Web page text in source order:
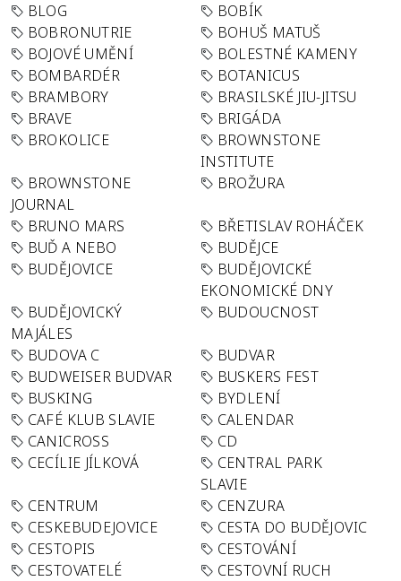
BLOG
BOBÍK
BOBRONUTRIE
BOHUŠ MATUŠ
BOJOVÉ UMĚNÍ
BOLESTNÉ KAMENY
BOMBARDÉR
BOTANICUS
BRAMBORY
BRASILSKÉ JIU-JITSU
BRAVE
BRIGÁDA
BROKOLICE
BROWNSTONE
INSTITUTE
BROWNSTONE
JOURNAL
BROŽURA
BRUNO MARS
BŘETISLAV ROHÁČEK
BUĎ A NEBO
BUDĚJCE
BUDĚJOVICE
BUDĚJOVICKÉ
EKONOMICKÉ DNY
BUDĚJOVICKÝ
MAJÁLES
BUDOUCNOST
BUDOVA C
BUDVAR
BUDWEISER BUDVAR
BUSKERS FEST
BUSKING
BYDLENÍ
CAFÉ KLUB SLAVIE
CALENDAR
CANICROSS
CD
CECÍLIE JÍLKOVÁ
CENTRAL PARK
SLAVIE
CENTRUM
CENZURA
CESKEBUDEJOVICE
CESTA DO BUDĚJOVIC
CESTOPIS
CESTOVÁNÍ
CESTOVATELÉ
CESTOVNÍ RUCH